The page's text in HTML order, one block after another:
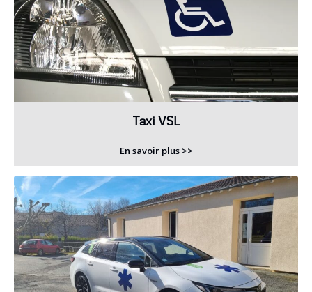
Taxi VSL
En savoir plus >>